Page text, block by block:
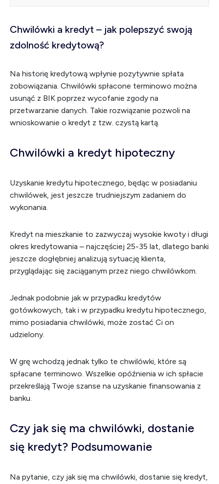
Chwilówki a kredyt – jak polepszyć swoją
zdolność kredytową?
Na historię kredytową wpłynie pozytywnie spłata
zobowiązania. Chwilówki spłacone terminowo można
usunąć z BIK poprzez wycofanie zgody na
przetwarzanie danych. Takie rozwiązanie pozwoli na
wnioskowanie o kredyt z tzw. czystą kartą.
Chwilówki a kredyt hipoteczny
Uzyskanie kredytu hipotecznego, będąc w posiadaniu
chwilówek, jest jeszcze trudniejszym zadaniem do
wykonania.
Kredyt na mieszkanie to zazwyczaj wysokie kwoty i długi
okres kredytowania – najczęściej 25-35 lat, dlatego banki
jeszcze dogłębniej analizują sytuację klienta,
przyglądając się zaciąganym przez niego chwilówkom.
Jednak podobnie jak w przypadku kredytów
gotówkowych, tak i w przypadku kredytu hipotecznego,
mimo posiadania chwilówki, może zostać Ci on
udzielony.
W grę wchodzą jednak tylko te chwilówki, które są
spłacane terminowo. Wszelkie opóźnienia w ich spłacie
przekreślają Twoje szanse na uzyskanie finansowania z
banku.
Czy jak się ma chwilówki, dostanie
się kredyt? Podsumowanie
Na pytanie, czy jak się ma chwilówki, dostanie się kredyt,